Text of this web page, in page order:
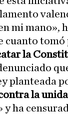
mi mano»,
cuanto tomó
la
planteada
la
y ha